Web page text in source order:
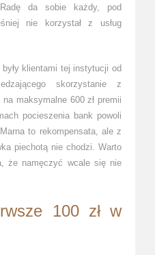
da sobie każdy, pod
nie korzystał z usług
klientami tej instytucji od
skorzystanie z
maksymalne 600 zł premii
pocieszenia bank powoli
to rekompensata, ale z
piechotą nie chodzi. Warto
że namęczyć wcale się nie
100 zł w